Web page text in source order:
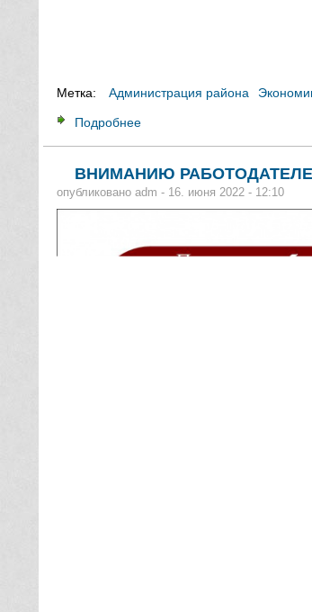
Метка: Администрация района
Подробнее
ВНИМАНИЮ
опубликовано adm - 16. июня 2022 - 12:10